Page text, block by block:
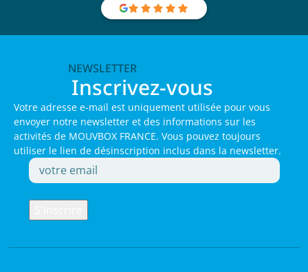
NEWSLETTER
Inscrivez-vous
Votre adresse e-mail est uniquement utilisée pour vous
envoyer notre newsletter et des informations sur les
activités de MOUVBOX FRANCE. Vous pouvez toujours
utiliser le lien de désinscription inclus dans la newsletter.